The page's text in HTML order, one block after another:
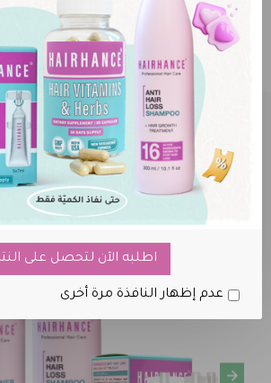
اطلبه الآن لتحصل على
عدم إظهار النافذة مرة أخرى
خدمة توفير المنتجات
ان لم تجد منتجك المفضل اطلبه
العروض